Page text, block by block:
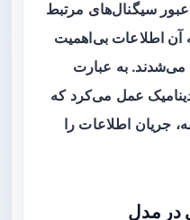
سیگنال‌های مرتبط
آن اطلاعات بی‌اهمیت
می‌شدند. به عبارت
عمل می‌کرد که
جریان اطلاعات را
در مدل